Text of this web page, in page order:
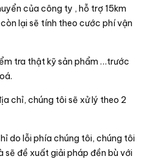
của công ty , hỗ trợ 15km
lại sẽ tính theo cước phí vận
tra thật kỹ sản phẩm …trước
chỉ, chúng tôi sẽ xử lý theo 2
do lỗi phía chúng tôi, chúng tôi
sẽ đề xuất giải pháp đền bù với